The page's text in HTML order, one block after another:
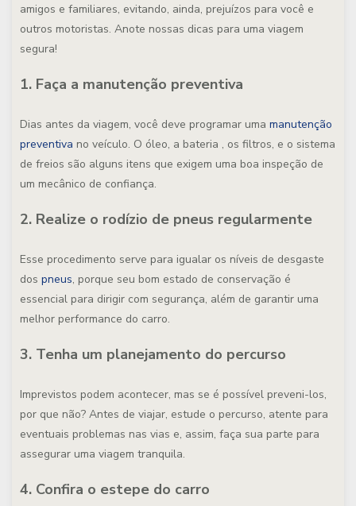
amigos e familiares, evitando, ainda, prejuízos para você e
outros motoristas. Anote nossas dicas para uma viagem
segura!
1. Faça a manutenção preventiva
Dias antes da viagem, você deve programar uma manutenção
preventiva no veículo. O óleo, a bateria , os filtros, e o sistema
de freios são alguns itens que exigem uma boa inspeção de
um mecânico de confiança.
2. Realize o rodízio de pneus regularmente
Esse procedimento serve para igualar os níveis de desgaste
dos pneus, porque seu bom estado de conservação é
essencial para dirigir com segurança, além de garantir uma
melhor performance do carro.
3. Tenha um planejamento do percurso
Imprevistos podem acontecer, mas se é possível preveni-los,
por que não? Antes de viajar, estude o percurso, atente para
eventuais problemas nas vias e, assim, faça sua parte para
assegurar uma viagem tranquila.
4. Confira o estepe do carro